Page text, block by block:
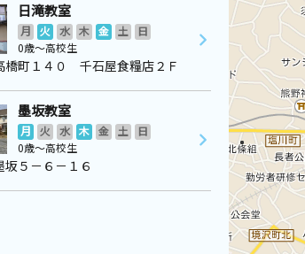
日滝教室
月 火 水 木 金 土
日
0歳～高校生
橋町１４０ 千石屋食糧店２Ｆ
墨坂教室
月 火 水 木 金 土
日
0歳～高校生
５－６－１６